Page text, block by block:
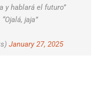
y hablará el futuro”
jaja”
January 27, 2025